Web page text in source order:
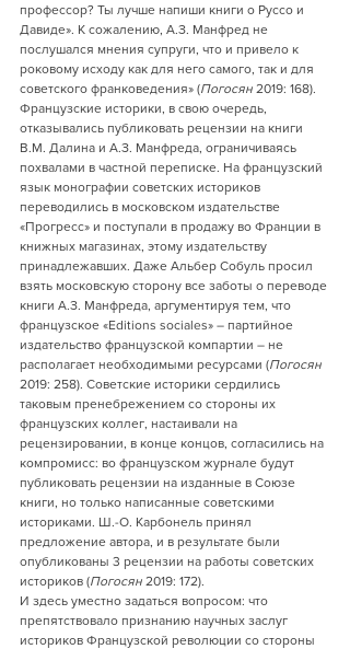
профессор? Ты лучше напиши книги о Руссо и
Давиде». К сожалению, А.З. Манфред не
послушался мнения супруги, что и привело к
роковому исходу как для него самого, так и для
советского франковедения» (Погосян 2019: 168).
Французские историки, в свою очередь,
отказывались публиковать рецензии на книги
В.М. Далина и А.З. Манфреда, ограничиваясь
похвалами в частной переписке. На французский
язык монографии советских историков
переводились в московском издательстве
«Прогресс» и поступали в продажу во Франции в
книжных магазинах, этому издательству
принадлежавших. Даже Альбер Собуль просил
взять московскую сторону все заботы о переводе
книги А.З. Манфреда, аргументируя тем, что
французское «Editions sociales» – партийное
издательство французской компартии – не
располагает необходимыми ресурсами (Погосян
2019: 258). Советские историки сердились
таковым пренебрежением со стороны их
французских коллег, настаивали на
рецензировании, в конце концов, согласились на
компромисс: во французском журнале будут
публиковать рецензии на изданные в Союзе
книги, но только написанные советскими
историками. Ш.-О. Карбонель принял
предложение автора, и в результате были
опубликованы 3 рецензии на работы советских
историков (Погосян 2019: 172).
И здесь уместно задаться вопросом: что
препятствовало признанию научных заслуг
историков Французской революции со стороны